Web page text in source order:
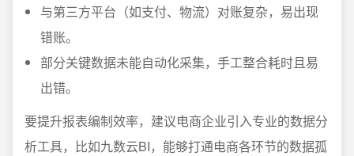
与第三方平台（如支付、物流）对账复杂，易出现
错账。
部分关键数据未能自动化采集，手工整合耗时且易
出错。
要提升报表编制效率，建议电商企业引入专业的数据分
析工具，比如九数云BI，能够打通电商各环节的数据孤